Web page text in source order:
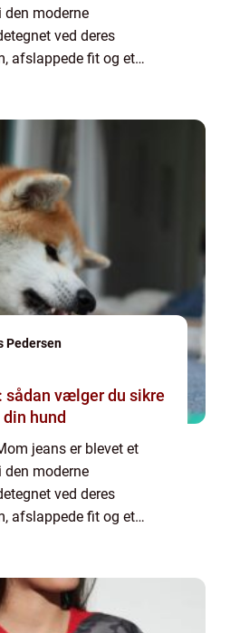
moderne
ved deres
afslappede fit og et
Pedersen
sådan vælger du sikre
hund
jeans er blevet et
moderne
ved deres
afslappede fit og et